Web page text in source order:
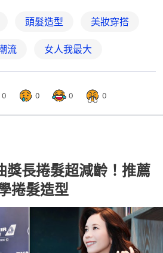
頭髮造型 美妝穿搭
流 女人我最大
0 0 0 0
獎長捲髮超減齡！推薦
捲髮造型